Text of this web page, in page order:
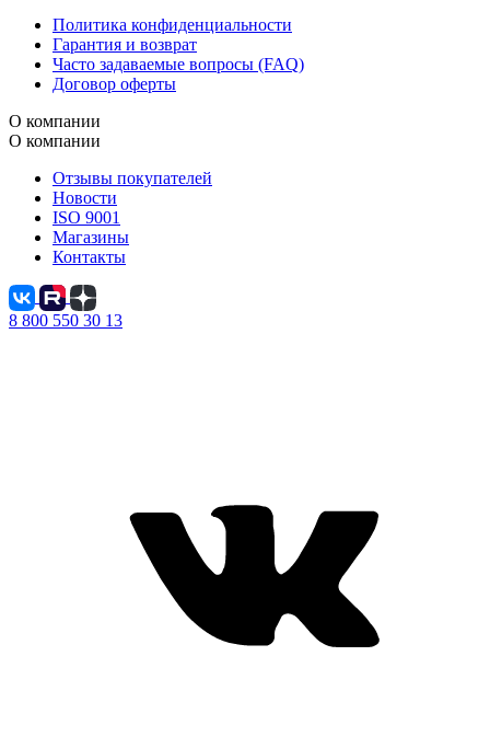
Политика конфиденциальности
Гарантия и возврат
Часто задаваемые вопросы (FAQ)
Договор оферты
О компании
О компании
Отзывы покупателей
Новости
ISO 9001
Магазины
Контакты
8 800 550 30 13